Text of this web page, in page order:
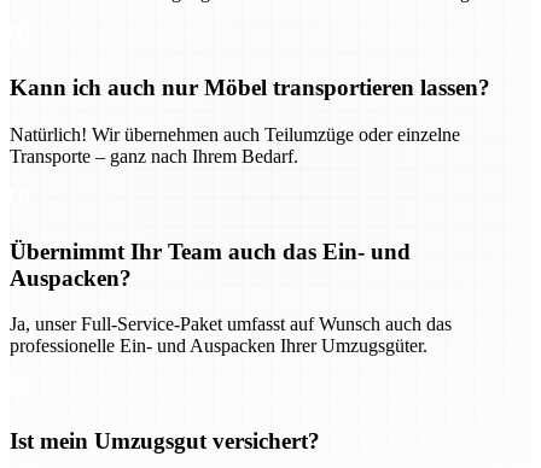
Kann ich auch nur Möbel transportieren lassen?
Natürlich! Wir übernehmen auch Teilumzüge oder einzelne
Transporte – ganz nach Ihrem Bedarf.
Übernimmt Ihr Team auch das Ein- und
Auspacken?
Ja, unser Full-Service-Paket umfasst auf Wunsch auch das
professionelle Ein- und Auspacken Ihrer Umzugsgüter.
Ist mein Umzugsgut versichert?